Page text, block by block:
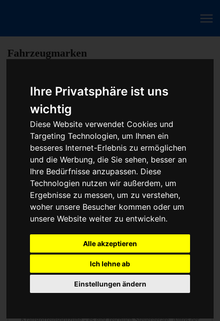
Ihre Privatsphäre ist uns
wichtig
Diese Website verwendet Cookies und
Targeting Technologien, um Ihnen ein
besseres Internet-Erlebnis zu ermöglichen
und die Werbung, die Sie sehen, besser an
Ihre Bedürfnisse anzupassen. Diese
Technologien nutzen wir außerdem, um
Ergebnisse zu messen, um zu verstehen,
woher unsere Besucher kommen oder um
unsere Website weiter zu entwickeln.
Alle akzeptieren
Ich lehne ab
Einstellungen ändern
Fahrzeugmarken
PKW Abs Esp Dsc Steuergerät Reparatur oder
Austauschgerät KVA
Unser Betrieb steht für kostengünstige Prüfungen und
Reparaturen von Steuergeräten aller Art, unter anderem von
Motor-Steuergeräten, Airbag-Steuergeräten, ABS-Steuergeräten
uvm. STEUBEL® verfügt dabei über viel Erfahrung und
ausgewiesene Expertise bei PKW-Steuergeräten und
insbesondere Motor-steuergeräte Reparaturen. So ermöglicht
STEUBEL® eine Steuergeräte Reparatur für nahezu aller
Hersteller und Fahrzeugarten - sei es Motorrad oder LKW.
Auch die Reparatur von Heizungssteuerungen oder
Abs Esp Dsc Steuergerät Reparatur oder Austauschgerät
KVA
Wir sind die erfahrenen Spezialisten, die mit Messtechnik
Kraftstoffeinspritzung - es gibt reichlich Steuergeräte. Autos der